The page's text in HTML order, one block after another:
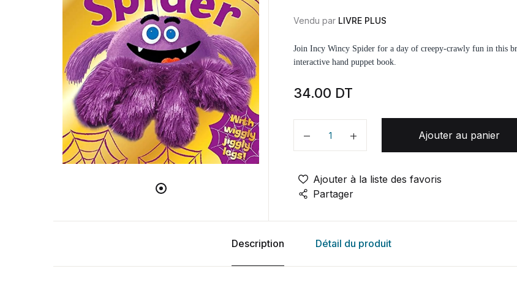
Vendu par LIVRE PLUS
Join Incy Wincy Spider for a day of creepy-crawly fun in this
interactive hand puppet book.
34.00 DT
Quantité
Ajouter au panier
Ajouter à la liste des favoris
Partager
Description Détail du produit